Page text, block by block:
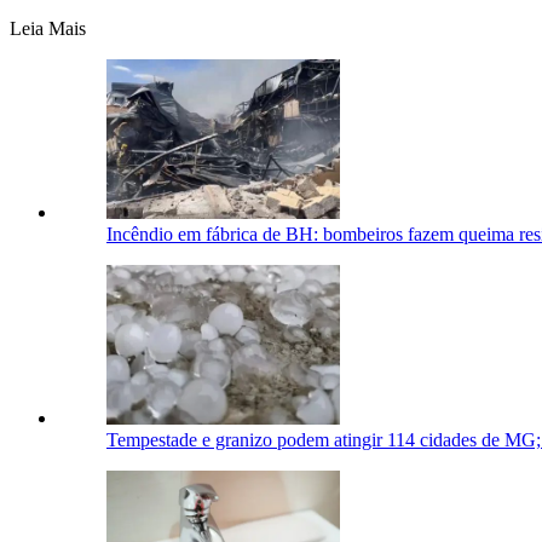
Leia Mais
Incêndio em fábrica de BH: bombeiros fazem queima
Tempestade e granizo podem atingir 114 cidades de